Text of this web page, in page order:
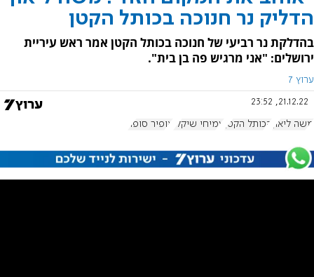
הדליק נר חנוכה בכותל הקטן
בהדלקת נר רביעי של חנוכה בכותל הקטן אמר ראש עיריית
ירושלים: "אני מרגיש פה בן בית".
ערוץ 7
21.12.22, 23:52
משה ליאון הכותל הקטן עמיחי שיקלי אופיר סופר